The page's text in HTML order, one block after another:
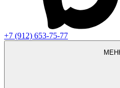
+7 (912) 653-75-77